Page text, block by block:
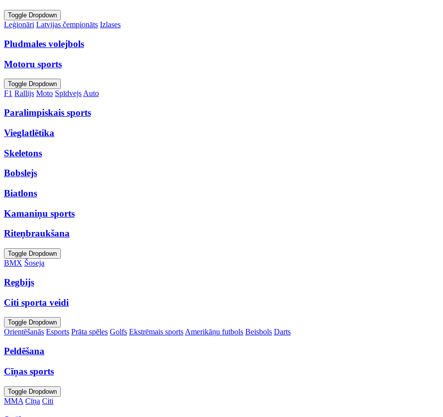
Toggle Dropdown
Leģionāri Latvijas čempionāts Izlases
Pludmales volejbols
Motoru sports
Toggle Dropdown
F1 Rallijs Moto SpīdvejsAuto
Paralimpiskais sports
Vieglatlētika
Skeletons
Bobslejs
Biatlons
Kamaniņu sports
Riteņbraukšana
Toggle Dropdown
BMX Šoseja
Regbijs
Citi sporta veidi
Toggle Dropdown
Orientēšanās Esports Prāta spēles Golfs Ekstrēmais sports Amerikāņu futbols Beisbols Darts
Peldēšana
Cīņas sports
Toggle Dropdown
MMA Cīņa Citi